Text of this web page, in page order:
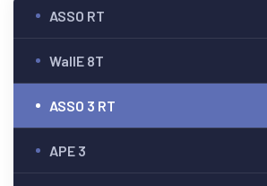
ASSO RT
WallE 8T
ASSO 3 RT
APE 3